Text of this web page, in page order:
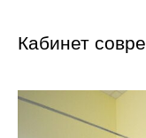
Кабинет